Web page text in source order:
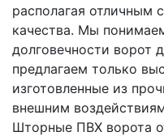
располагая отличным
качества. Мы
долговечности ворот
предлагаем только
изготовленные из
внешним
Шторные ПВХ ворота